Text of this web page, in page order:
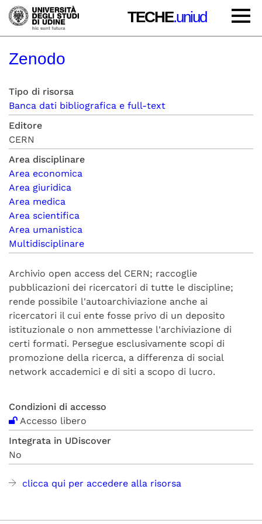
TECHE.uniud
Zenodo
Tipo di risorsa
Banca dati bibliografica e full-text
Editore
CERN
Area disciplinare
Area economica
Area giuridica
Area medica
Area scientifica
Area umanistica
Multidisciplinare
Archivio open access del CERN; raccoglie
pubblicazioni dei ricercatori di tutte le discipline;
rende possibile l'autoarchiviazione anche ai
ricercatori il cui ente fosse privo di un deposito
istituzionale o non ammettesse l'archiviazione di
certi formati. Persegue esclusivamente scopi di
promozione della ricerca, a differenza di social
network accademici e di siti a scopo di lucro.
Condizioni di accesso
Accesso libero
Integrata in UDiscover
No
clicca qui per accedere alla risorsa